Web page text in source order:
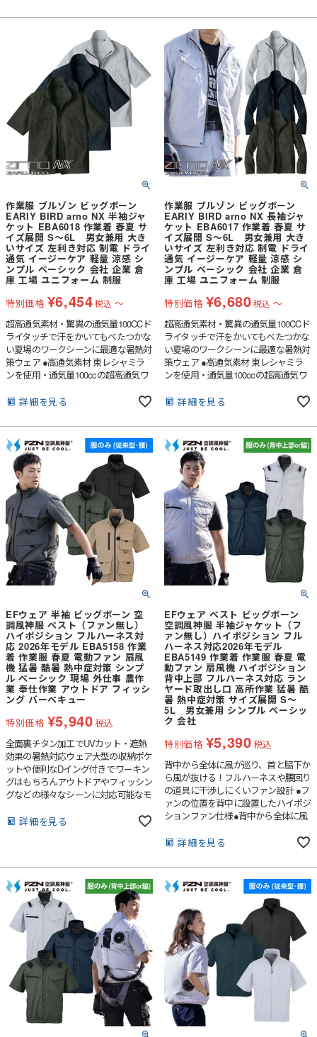
●JIS T8118の制電機能・衣類の静電気
を外部に出すように生地に導電繊維を
織り込み、ボタン・ファスナーも樹脂
袖Wペン差し●衿はボタンダウン仕様
●JIS T8118の制電機能・衣類の静電気
を外部に出すように生地に導電繊維を
織り込み、ボタン・ファスナーも樹脂
を使用
作業服 ブルゾン ビッグボーン
EARIY BIRD arno NX 半袖ジャ
ケット EBA6018 作業着 春夏 サ
イズ展開 S～6L 男女兼用 大き
いサイズ 左利き対応 制電 ドライ
通気 イージーケア 軽量 涼感 シ
ンプル ベーシック 会社 企業 倉
庫 工場 ユニフォーム 制服
特別価格 ¥6,454税込 〜
超高通気素材・驚異の通気量100CCド
ライタッチで汗をかいてもべたつかな
い夏場のワークシーンに最適な暑熱対
策ウェア ●高通気素材 東レシャミラ
ンを使用・通気量100ccの超高通気ワ
てもサラサラした着心地●ボタン・フ
チガード仕様●左利きにも対応した両
袖Wペン差し●JIS T8118の制電機能・
衣類の静電気を外部に出すように生地
に導電繊維を織り込み、ボタン・ファ
スナーも樹脂を使用
詳細を見る
作業服 ブルゾン ビッグボーン
EARIY BIRD arno NX 長袖ジャ
ケット EBA6017 作業着 春夏 サ
イズ展開 S～6L 男女兼用 大き
いサイズ 左利き対応 制電 ドライ
通気 イージーケア 軽量 涼感 シ
ンプル ベーシック 会社 企業 倉
庫 工場 ユニフォーム 制服
特別価格 ¥6,680税込 〜
超高通気素材・驚異の通気量100CCド
ライタッチで汗をかいてもべたつかな
い夏場のワークシーンに最適な暑熱対
策ウェア ●高通気素材 東レシャミラ
ンを使用・通気量100ccの超高通気ワ
てもサラサラした着心地●ボタン・フ
チガード仕様●左利きにも対応した両
袖Wペン差し●JIS T8118の制電機能・
衣類の静電気を外部に出すように生地
に導電繊維を織り込み、ボタン・ファ
スナーも樹脂を使用
詳細を見る
EFウェア 半袖 ビッグボーン 空
調風神服 ベスト（ファン無し）
ハイポジション フルハーネス対
応 2026年モデル EBA5158 作業
着 作業服 春夏 電動ファン 扇風
機 猛暑 酷暑 熱中症対策 シンプ
ル ベーシック 現場 外仕事 農作
業 奉仕作業 アウトドア フィッシ
ング バーベキュー
特別価格 ¥5,940税込
全面裏チタン加工でUVカット・遮熱
効果の暑熱対応ウェア大型の収納ポケ
ットや便利なDイング付きでワーキン
グはもちろんアウトドアやフィッシン
グなどの様々なシーンに対応可能なモ
いワークシーンに対応●裏チタン加工
便利なDリング付き
詳細を見る
EFウェア ベスト ビッグボーン
空調風神服 半袖ジャケット（フ
ァン無し）ハイポジション フル
ハーネス対応2026年モデル
EBA5149 作業着 作業服 春夏 電
動ファン 扇風機 ハイポジション
背中上部 フルハーネス対応 ラン
ヤード取出し口 高所作業 猛暑 酷
暑 熱中症対策 サイズ展開 S～
5L 男女兼用 シンプル ベーシッ
ク 会社
特別価格 ¥5,390税込
背中から全体に風が巡り、首と脇下か
ら風が抜ける！フルハーネスや腰回り
の道具に干渉しにくいファン設計 ●フ
ァンの位置を背中に設置したハイポジ
ションファン仕様●背中から全体に風
ルハーネスや腰回りの道具に干渉しに
ンガー用ループ付きでフルハーネスに
対応●裏チタン加工が紫外線、赤外線
を大幅にカットし衣服内温度の上昇を
抑える●背中の3D風気路メッシュ仕様
で首裏へダイレクトに空気が流れる●
左胸ポケットに野帳やスマートフォン
が入るインナーポケット
詳細を見る